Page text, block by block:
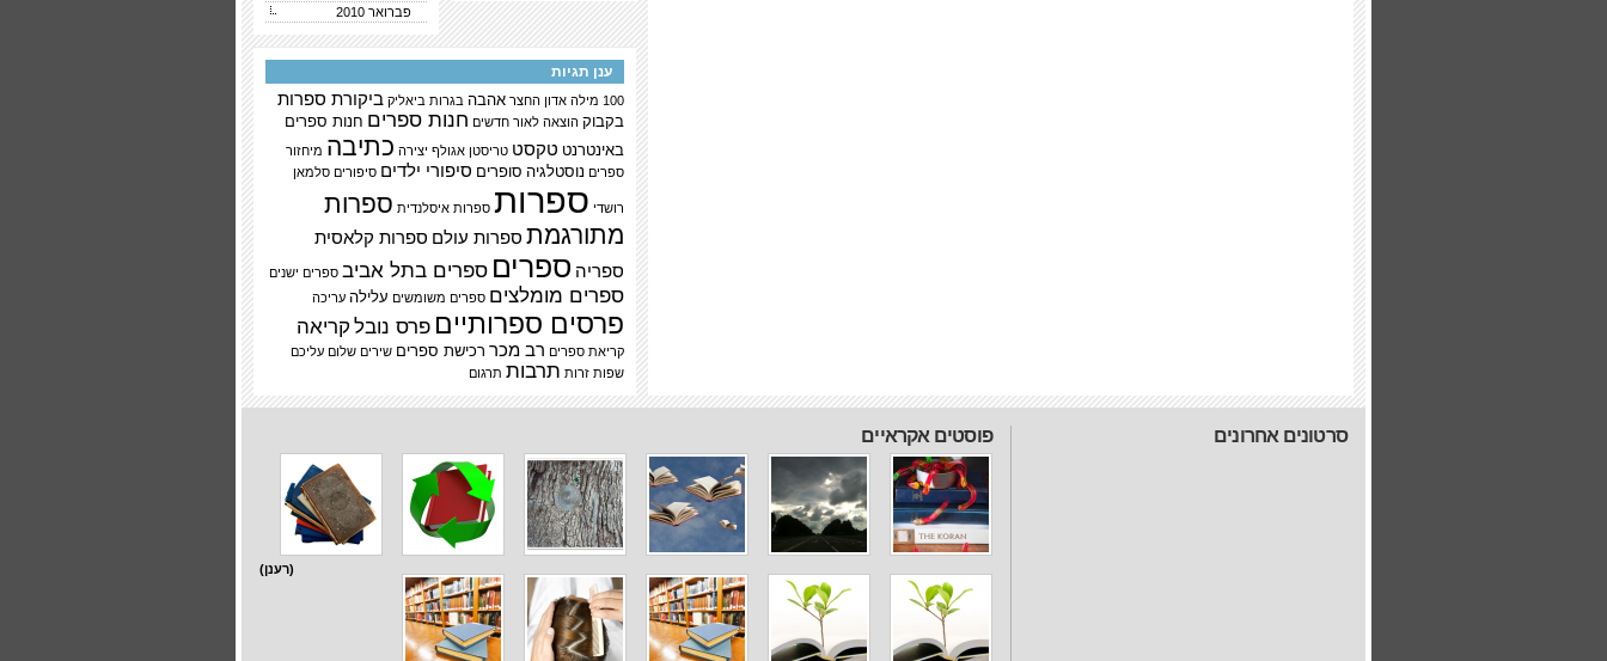
פברואר 2010
ענן תגיות
100 מילה אדון החצר אהבה בגרות ביאליק ביקורת ספרות
בקבוק הוצאה לאור חדשים חנות ספרים חנות ספרים
באינטרנט טקסט טריסטן אגולף יצירה כתיבה מיחזור
ספרים נוסטלגיה סופרים סיפורי ילדים סיפורים סלמאן
רושדי ספרות ספרות איסלנדית ספרות
מתורגמת ספרות עולם ספרות קלאסית
ספריה ספרים ספרים בתל אביב ספרים ישנים
ספרים מומלצים ספרים משומשים עלילה עריכה
פרסים ספרותיים פרס נובל קריאה
קריאת ספרים רב מכר רכישת ספרים שירים שלום עליכם
שפות זרות תרבות תרגום
פוסטים אקראיים
(רענן)
סרטונים אחרונים